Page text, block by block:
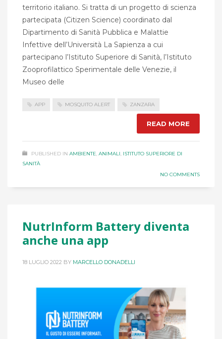
territorio italiano. Si tratta di un progetto di scienza
partecipata (Citizen Science) coordinato dal
Dipartimento di Sanità Pubblica e Malattie
Infettive dell’Università La Sapienza a cui
partecipano l’Istituto Superiore di Sanità, l’Istituto
Zooprofilattico Sperimentale delle Venezie, il
Museo delle
APP MOSQUITO ALERT ZANZARA
READ MORE
PUBLISHED IN AMBIENTE, ANIMALI, ISTITUTO SUPERIORE DI
SANITÀ
NO COMMENTS
NutrInform Battery diventa
anche una app
18 LUGLIO 2022 BY MARCELLO DONADELLI